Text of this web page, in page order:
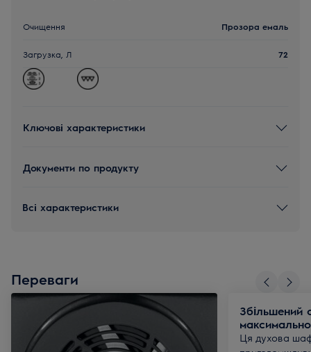
Очищення Прозора емаль
Загрузка, Л 72
Ключові характеристики
Документи по продукту
Всі характеристики
Переваги
Збільшений
Ця духова